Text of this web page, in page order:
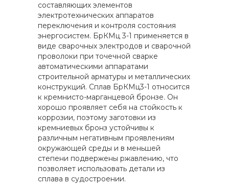
составляющих элементов
электротехнических аппаратов
переключения и контроля состояния
энергосистем. БрКМц 3-1 применяется в
виде сварочных электродов и сварочной
проволоки при точечной сварке
автоматическими аппаратами
строительной арматуры и металлических
конструкций. Сплав БрКМц3-1 относится
к кремнисто-марганцевой бронзе. Он
хорошо проявляет себя на стойкость к
коррозии, поэтому заготовки из
кремниевых бронз устойчивы к
различным негативным проявлениям
окружающей среды и в меньшей
степени подвержены ржавлению, что
позволяет использовать детали из
сплава в судостроении.